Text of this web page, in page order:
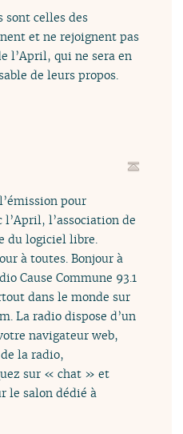
sont celles des
et ne rejoignent pas
l’April, qui ne sera en
de leurs propos.
pour
l’association de
du logiciel libre.
à toutes. Bonjour à
Cause Commune 93.1
dans le monde sur
La radio dispose d’un
navigateur web,
la radio,
sur « chat » et
le salon dédié à